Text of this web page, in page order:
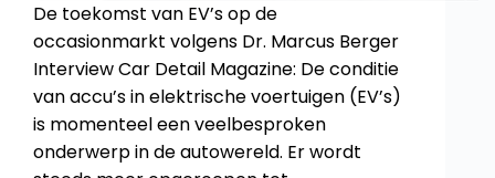
De toekomst van EV’s op de
occasionmarkt volgens Dr. Marcus Berger
Interview Car Detail Magazine: De conditie
van accu’s in elektrische voertuigen (EV’s)
is momenteel een veelbesproken
onderwerp in de autowereld. Er wordt